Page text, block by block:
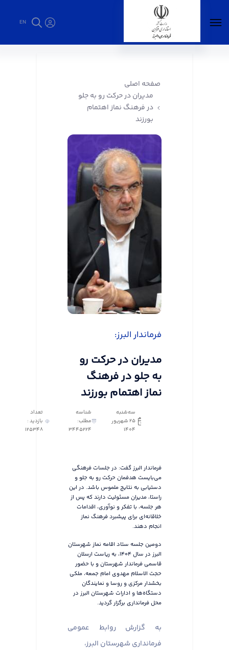
EN
صفحه اصلی
مدیران در حرکت رو به جلو
در فرهنگ نماز اهتمام
بورزند
فرماندار البرز:
مدیران در حرکت رو
به جلو در فرهنگ
نماز اهتمام بورزند
سه‌شنبه
25 شهریور
1404
شناسه
مطلب:
3445224
تعداد
بازدید :
125348
فرماندار البرز گفت: در جلسات فرهنگی
می‌بایست هدفمان حرکت رو به جلو و
دستیابی به نتایج ملموس باشد. در این
راستا، مدیران مسئولیت دارند که پس از
هر جلسه، با تفکر و نوآوری، اقدامات
خلاقانه‌ای برای پیشبرد فرهنگ نماز
انجام دهند.
دومین جلسه ستاد اقامه نماز شهرستان
البرز در سال ۱۴۰۴، به ریاست ارسلان
قاسمی فرماندار شهرستان و با حضور
حجت الاسلام مهدوی امام جمعه، ملکی
بخشدار مرکزی و روسا و نمایندگان
دستگاه‌ها و ادارات شهرستان البرز در
محل فرمانداری برگزار گردید.
به گزارش روابط عمومی
فرمانداری شهرستان البرز،